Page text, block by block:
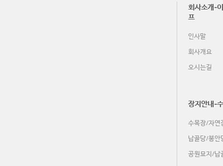
회사소개-
프
인사말
회사개요
오시는길
장지안내-
수목장/자연
납골당/봉안
공원묘지/납